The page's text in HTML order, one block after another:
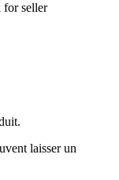
for seller
laisser un